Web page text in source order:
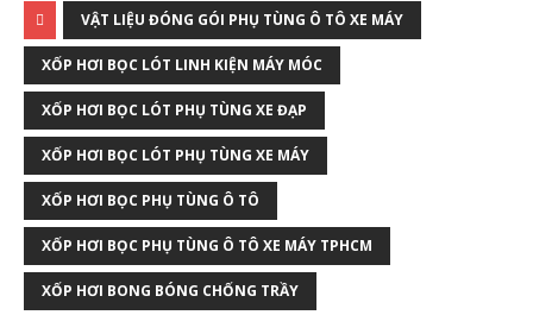
VẬT LIỆU ĐÓNG GÓI PHỤ TÙNG Ô TÔ XE MÁY
XỐP HƠI BỌC LÓT LINH KIỆN MÁY MÓC
XỐP HƠI BỌC LÓT PHỤ TÙNG XE ĐẠP
XỐP HƠI BỌC LÓT PHỤ TÙNG XE MÁY
XỐP HƠI BỌC PHỤ TÙNG Ô TÔ
XỐP HƠI BỌC PHỤ TÙNG Ô TÔ XE MÁY TPHCM
XỐP HƠI BONG BÓNG CHỐNG TRẦY